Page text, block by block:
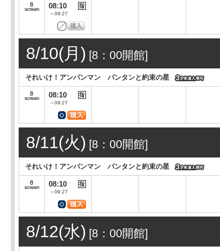
08:10
～09:27
8/10(月) [8：00開館]
それいけ！アンパンマン パンタンと約束の星
08:10
～09:27
8/11(火) [8：00開館]
それいけ！アンパンマン パンタンと約束の星
08:10
～09:27
8/12(水) [8：00開館]